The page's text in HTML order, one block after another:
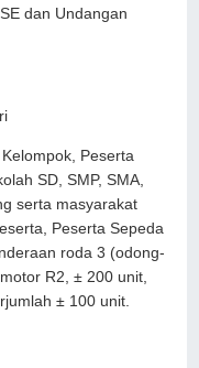
dan Undangan
Peserta
SD, SMP, SMA,
serta masyarakat
Peserta Sepeda
roda 3 (odong-
R2, ± 200 unit,
± 100 unit.